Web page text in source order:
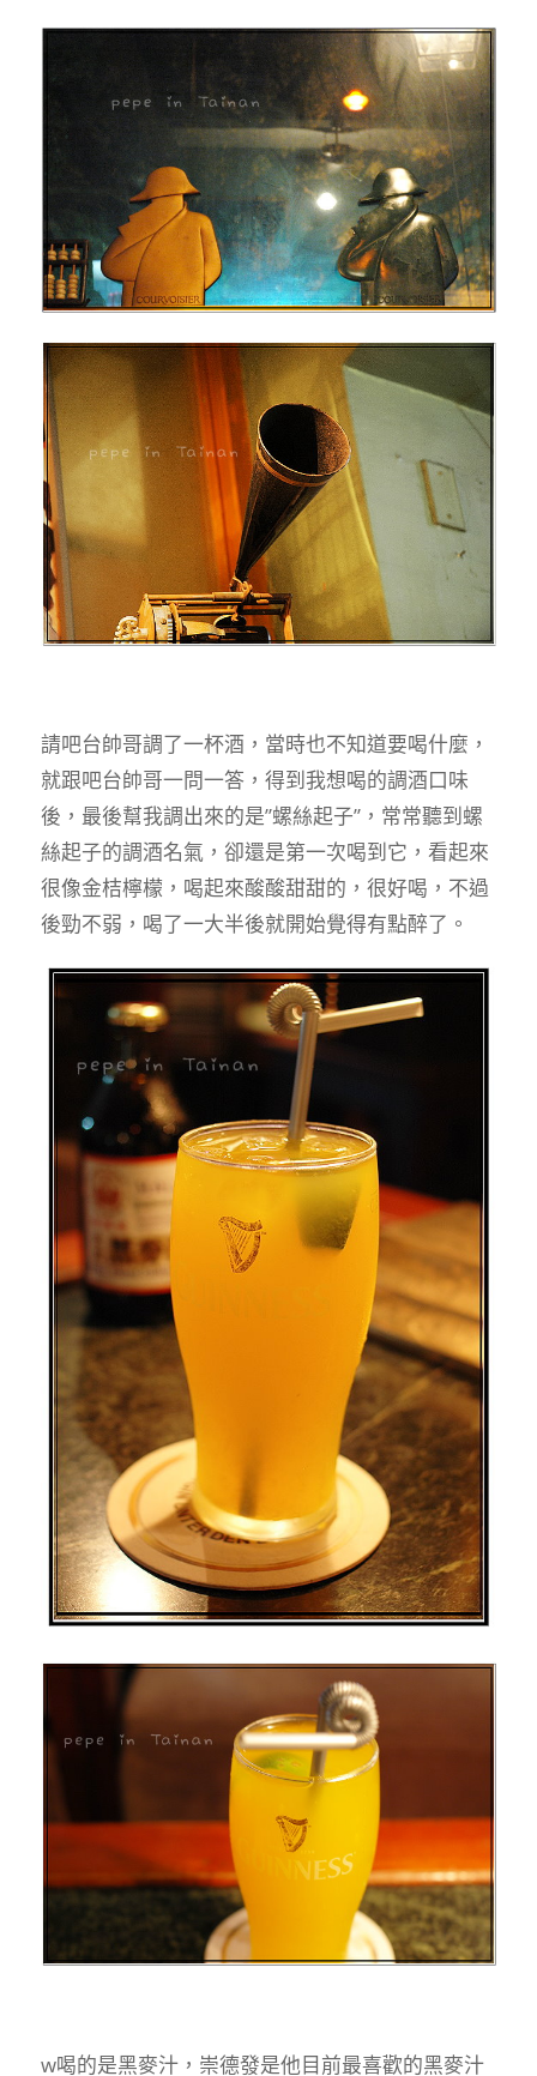
請吧台帥哥調了一杯酒，當時也不知道要喝什麼，
就跟吧台帥哥一問一答，得到我想喝的調酒口味
後，最後幫我調出來的是”螺絲起子”，常常聽到螺
絲起子的調酒名氣，卻還是第一次喝到它，看起來
很像金桔檸檬，喝起來酸酸甜甜的，很好喝，不過
後勁不弱，喝了一大半後就開始覺得有點醉了。
w喝的是黑麥汁，崇德發是他目前最喜歡的黑麥汁